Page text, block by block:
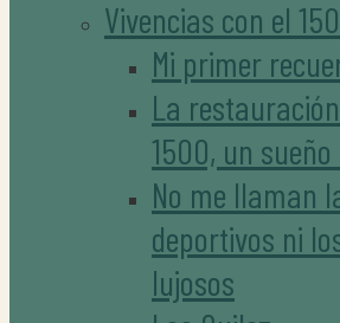
Vivencias con el
Mi primer
La
1500, un
No me llaman
deportivos ni
lujosos